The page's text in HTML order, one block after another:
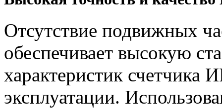
Отсутствие подвижных
обеспечивает высокую
характеристик
эксплуатации.